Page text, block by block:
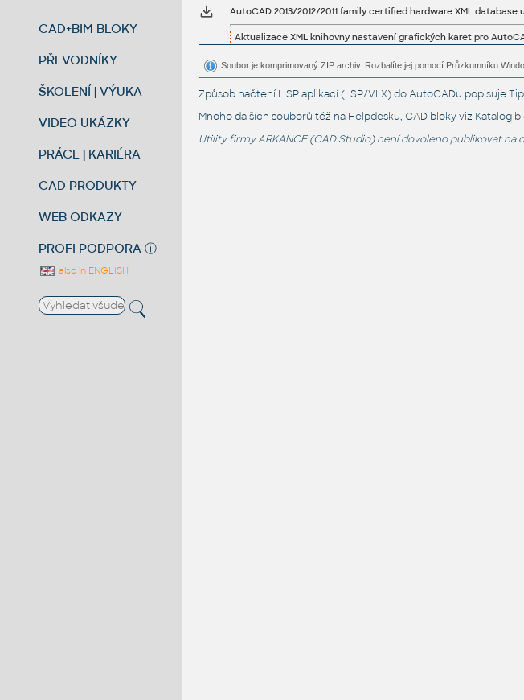
CAD+BIM BLOKY
PŘEVODNÍKY
ŠKOLENÍ | VÝUKA
VIDEO UKÁZKY
PRÁCE | KARIÉRA
CAD PRODUKTY
WEB ODKAZY
PROFI PODPORA ⓘ
also in ENGLISH
AutoCAD 2013/2012/2011 family certified hardware XML
Aktualizace XML knihovny nastavení grafických karet pro
Soubor je komprimovaný ZIP archiv. Rozbalíte jej pomocí Průzkumníku
Způsob načtení LISP aplikací (LSP/VLX) do AutoCADu popisuje
Mnoho dalších souborů též na Helpdesku, CAD bloky viz Katalog
Utility firmy ARKANCE (CAD Studio) není dovoleno publikovat